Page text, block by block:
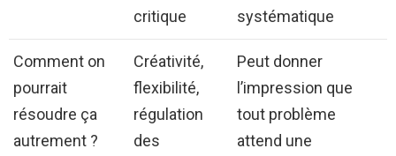
critique
systématique
Comment on
pourrait
résoudre ça
autrement ?
Créativité,
flexibilité,
régulation
des
Peut donner
l’impression que
tout problème
attend une